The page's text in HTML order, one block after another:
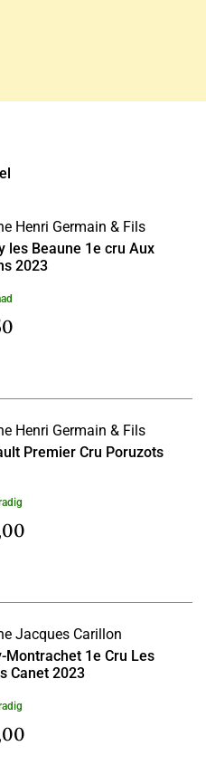
Henri Germain & Fils
les Beaune 1e cru Aux
2023
Henri Germain & Fils
Premier Cru Poruzots
Jacques Carillon
Montrachet 1e Cru Les
Canet 2023